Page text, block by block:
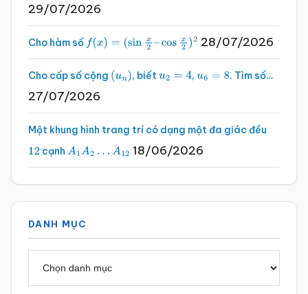
29/07/2026
Cho hàm số f(x)=(sinx2 –cosx2 )2 28/07/2026
Cho cấp số cộng (un), biếtu2 =4 , u6 =8 . Tìm số…
27/07/2026
Một khung hình trang trí có dạng một đa giác đều
12 cạnh A1A2…A 12 18/06/2026
DANH MỤC